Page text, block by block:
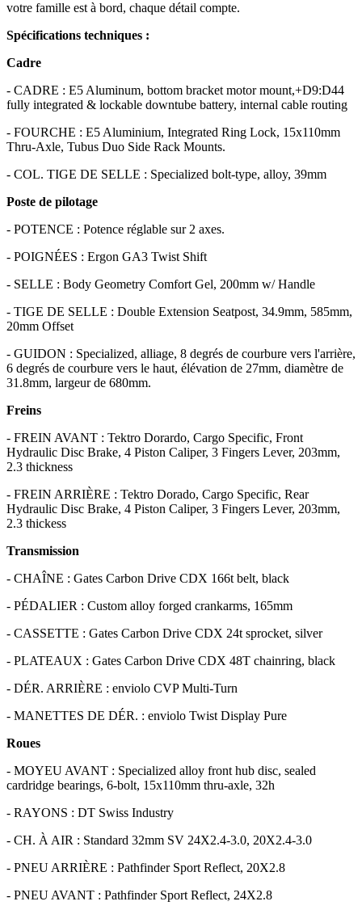
votre famille est à bord, chaque détail compte.
Spécifications techniques :
Cadre
- CADRE : E5 Aluminum, bottom bracket motor mount,+D9:D44
fully integrated & lockable downtube battery, internal cable routing
- FOURCHE : E5 Aluminium, Integrated Ring Lock, 15x110mm
Thru-Axle, Tubus Duo Side Rack Mounts.
- COL. TIGE DE SELLE : Specialized bolt-type, alloy, 39mm
Poste de pilotage
- POTENCE : Potence réglable sur 2 axes.
- POIGNÉES : Ergon GA3 Twist Shift
- SELLE : Body Geometry Comfort Gel, 200mm w/ Handle
- TIGE DE SELLE : Double Extension Seatpost, 34.9mm, 585mm,
20mm Offset
- GUIDON : Specialized, alliage, 8 degrés de courbure vers l'arrière,
6 degrés de courbure vers le haut, élévation de 27mm, diamètre de
31.8mm, largeur de 680mm.
Freins
- FREIN AVANT : Tektro Dorardo, Cargo Specific, Front
Hydraulic Disc Brake, 4 Piston Caliper, 3 Fingers Lever, 203mm,
2.3 thickness
- FREIN ARRIÈRE : Tektro Dorado, Cargo Specific, Rear
Hydraulic Disc Brake, 4 Piston Caliper, 3 Fingers Lever, 203mm,
2.3 thickess
Transmission
- CHAÎNE : Gates Carbon Drive CDX 166t belt, black
- PÉDALIER : Custom alloy forged crankarms, 165mm
- CASSETTE : Gates Carbon Drive CDX 24t sprocket, silver
- PLATEAUX : Gates Carbon Drive CDX 48T chainring, black
- DÉR. ARRIÈRE : enviolo CVP Multi-Turn
- MANETTES DE DÉR. : enviolo Twist Display Pure
Roues
- MOYEU AVANT : Specialized alloy front hub disc, sealed
cardridge bearings, 6-bolt, 15x110mm thru-axle, 32h
- RAYONS : DT Swiss Industry
- CH. À AIR : Standard 32mm SV 24X2.4-3.0, 20X2.4-3.0
- PNEU ARRIÈRE : Pathfinder Sport Reflect, 20X2.8
- PNEU AVANT : Pathfinder Sport Reflect, 24X2.8